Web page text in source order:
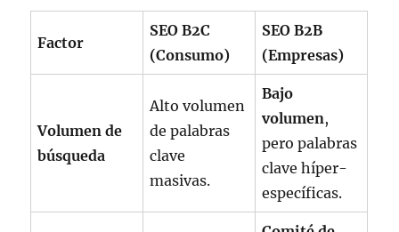
Factor
SEO B2C
(Consumo)
SEO B2B
(Empresas)
Volumen de
búsqueda
Alto volumen
de palabras
clave
masivas.
Bajo
volumen,
pero palabras
clave híper-
específicas.